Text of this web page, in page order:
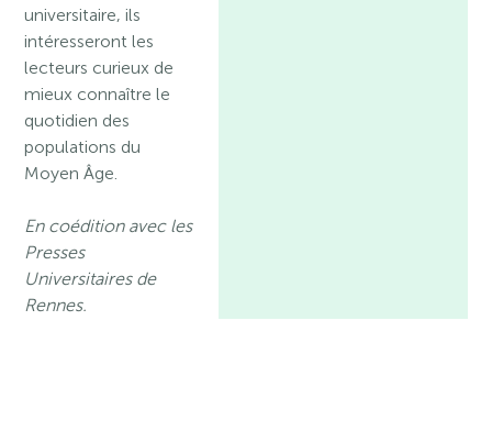
universitaire, ils
intéresseront les
lecteurs curieux de
mieux connaître le
quotidien des
populations du
Moyen Âge.
En coédition avec les
Presses
Universitaires de
Rennes.